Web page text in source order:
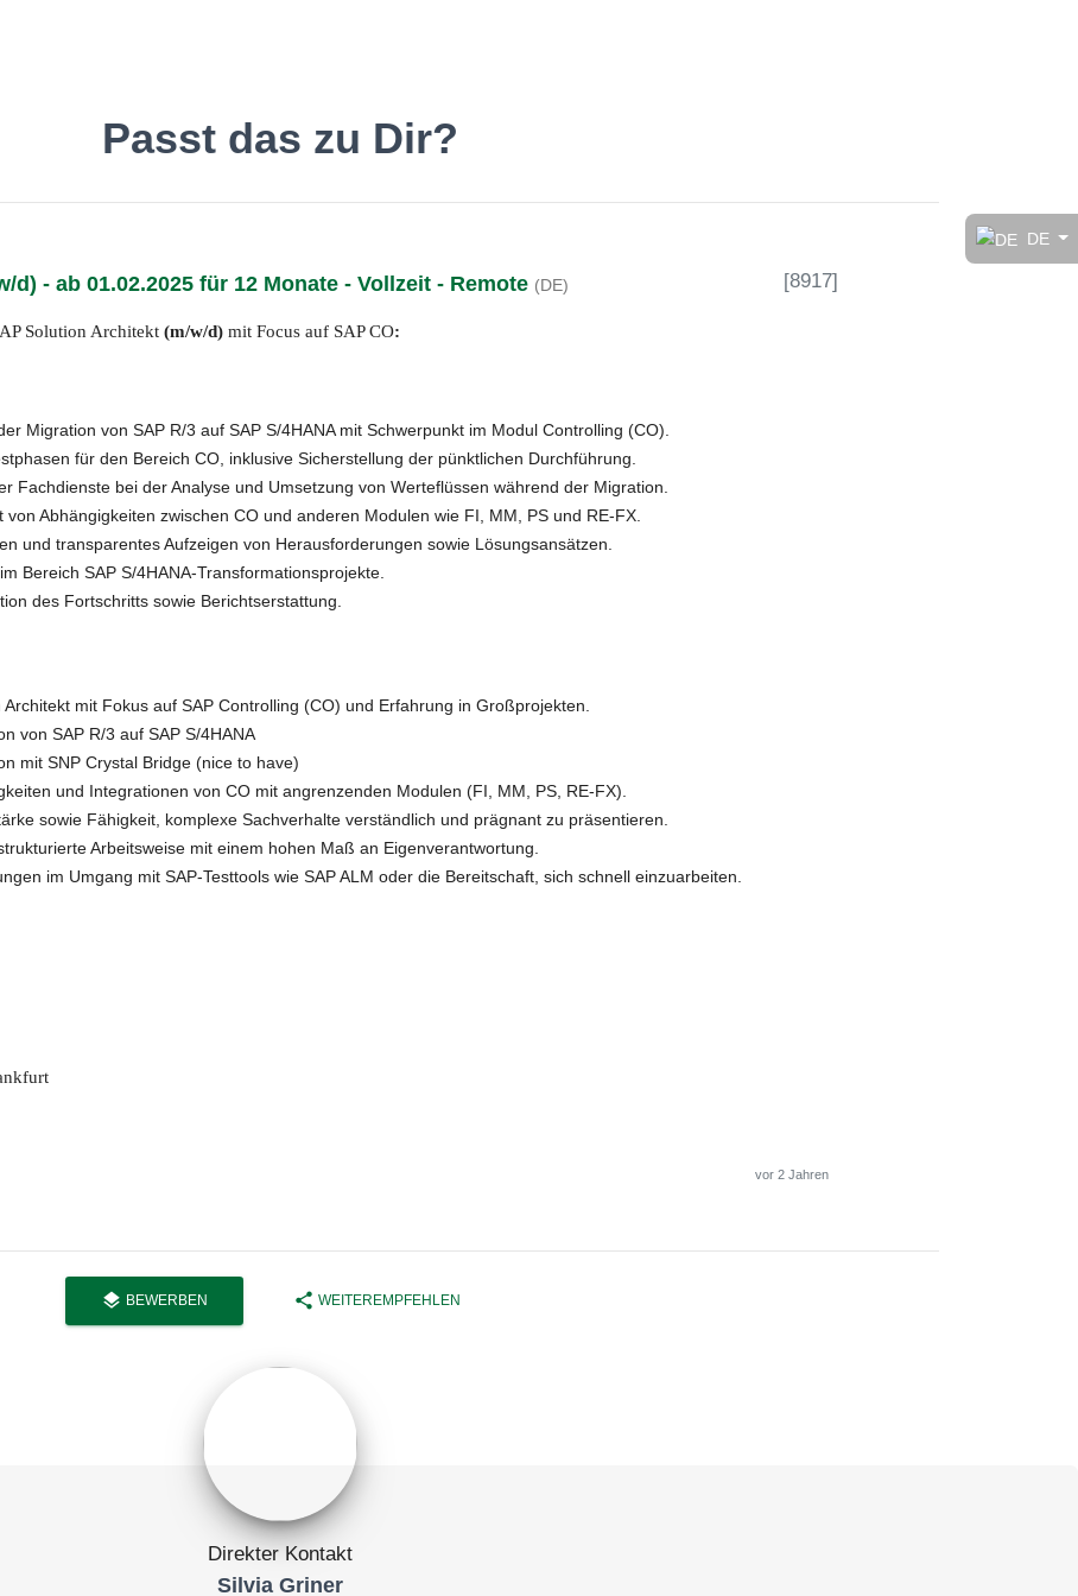
DE
Finde den Job, der Dir gefällt!
Passt das zu Dir?
- ab 01.02.2025 für 12 Monate - Vollzeit - Remote (DE) [8917]
Solution Architekt (m/w/d) mit Focus auf SAP CO:
Migration von SAP R/3 auf SAP S/4HANA mit Schwerpunkt im Modul Controlling (CO).
für den Bereich CO, inklusive Sicherstellung der pünktlichen Durchführung.
Fachdienste bei der Analyse und Umsetzung von Werteflüssen während der Migration.
Abhängigkeiten zwischen CO und anderen Modulen wie FI, MM, PS und RE-FX.
und transparentes Aufzeigen von Herausforderungen sowie Lösungsansätzen.
Bereich SAP S/4HANA-Transformationsprojekte.
des Fortschritts sowie Berichtserstattung.
mit Fokus auf SAP Controlling (CO) und Erfahrung in Großprojekten.
von SAP R/3 auf SAP S/4HANA
mit SNP Crystal Bridge (nice to have)
und Integrationen von CO mit angrenzenden Modulen (FI, MM, PS, RE-FX).
sowie Fähigkeit, komplexe Sachverhalte verständlich und prägnant zu präsentieren.
Arbeitsweise mit einem hohen Maß an Eigenverantwortung.
im Umgang mit SAP-Testtools wie SAP ALM oder die Bereitschaft, sich schnell einzuarbeiten.
vor 2 Jahren
layers BEWERBEN share WEITEREMPFEHLEN
Direkter Kontakt
Silvia Griner